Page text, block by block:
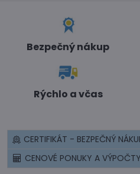
Bezpečný nákup
Rýchlo a včas
CERTIFIKÁT - BEZPEČNÝ
CENOVÉ PONUKY A VÝPOČTY